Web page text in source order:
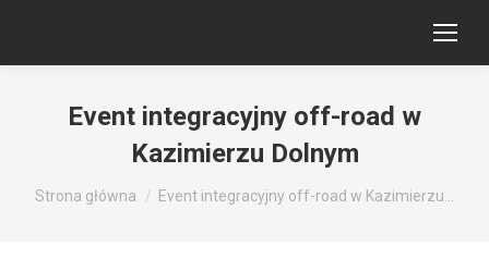
Event integracyjny off-road w
Kazimierzu Dolnym
Jesteś tutaj:
Strona główna Event integracyjny off-road w Kazimierzu…